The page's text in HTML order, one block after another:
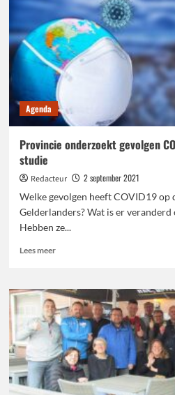
Agenda
Provincie onderzoekt gevolgen
studie
Redacteur
2 september 2021
Welke gevolgen heeft COVID19 op
Gelderlanders? Wat is er
Hebben ze...
Lees meerLees
Provincie
onderzoekt
gevolgen
COVID19
voor
werk
en
studie